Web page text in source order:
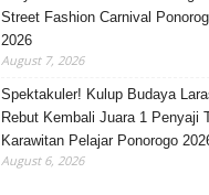
Street Fashion Carnival
2026
August 7, 2026
Spektakuler! Kulup Budaya
Rebut Kembali Juara 1 Penyaji
Karawitan Pelajar Ponorogo
August 6, 2026